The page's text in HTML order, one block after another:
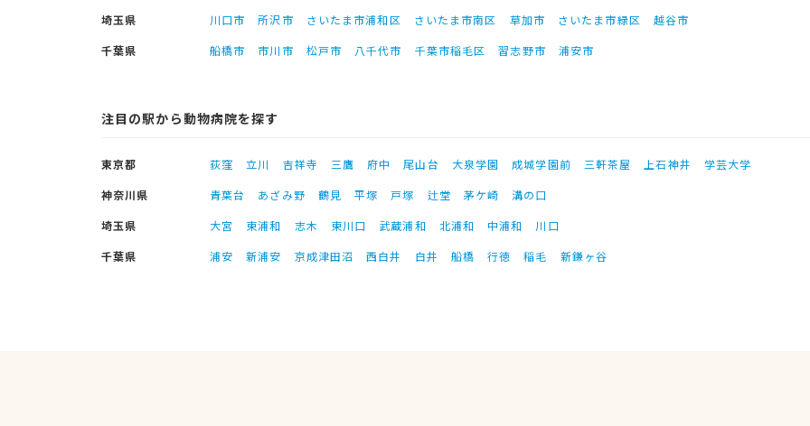
埼玉県
川口市 所沢市 さいたま市浦和区 さいたま市南区 草加市 さいたま市緑区
越谷市
千葉県
船橋市 市川市 松戸市 八千代市 千葉市稲毛区 習志野市 浦安市
注目の駅から動物病院を探す
東京都 荻窪 立川 吉祥寺 三鷹 府中 尾山台 大泉学園 成城学園前 三軒茶屋 上石神井
学芸大学
神奈川県
青葉台 あざみ野 鶴見 平塚 戸塚 辻堂 茅ケ崎
溝の口
埼玉県
大宮 東浦和 志木 東川口 武蔵浦和 北浦和 中浦和
川口
千葉県
浦安 新浦安 京成津田沼 西白井 白井 船橋 行徳 稲毛 新鎌ヶ谷